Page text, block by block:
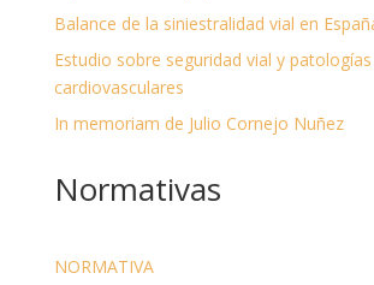
Balance de la siniestralidad vial en
Estudio sobre seguridad vial y patologías
cardiovasculares
In memoriam de Julio Cornejo Nuñez
Normativas
NORMATIVA